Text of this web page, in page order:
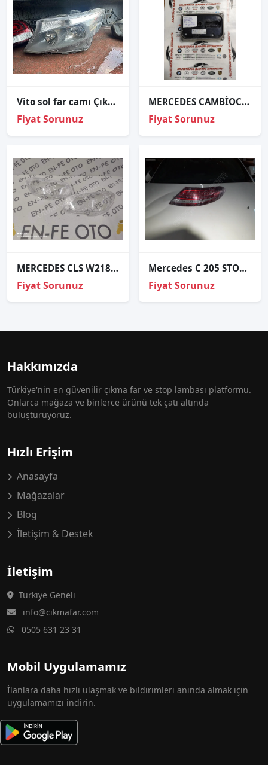
Vito sol far camı Çıkma W447
Fiyat Sorunuz
MERCEDES CAMBİOCORSA 2016/2019 LED FAR BEYNİ A 176 900 12 04
Fiyat Sorunuz
MERCEDES CLS W218 SAĞ FAR CAMI 2011 2012 2013 2014
Fiyat Sorunuz
Mercedes C 205 STOP COUPE SAĞ SÖKME
Fiyat Sorunuz
Hakkımızda
Türkiye'nin en güvenilir çıkma far ve stop lambası platformu.
Onlarca mağaza ve binlerce ürünü tek çatı altında
buluşturuyoruz.
Hızlı Erişim
Anasayfa
Mağazalar
Blog
İletişim & Destek
İletişim
Türkiye Geneli
info@cikmafar.com
0505 631 23 31
Mobil Uygulamamız
İlanlara daha hızlı ulaşmak ve bildirimleri anında almak için
uygulamamızı indirin.